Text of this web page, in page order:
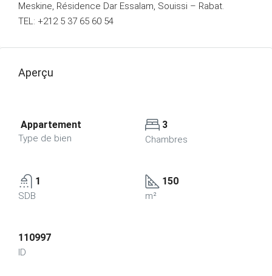
Meskine, Résidence Dar Essalam, Souissi – Rabat.
TEL: +212 5 37 65 60 54
Aperçu
Appartement
Type de bien
3
Chambres
1
SDB
150
m²
110997
ID